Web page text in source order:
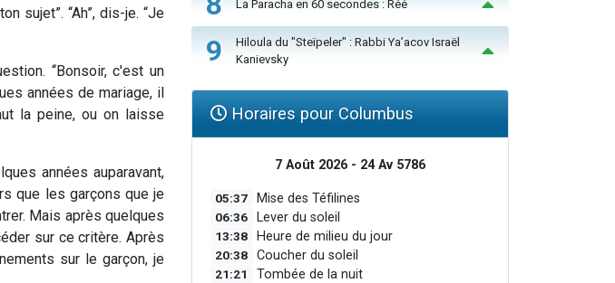
sujet”. “Ah”, dis-je. “Je
“Bonsoir, c'est un
années de mariage, il
la peine, ou on laisse
années auparavant,
que les garçons que je
Mais après quelques
sur ce critère. Après
sur le garçon, je
La Paracha en 60 secondes : Réé
9
Hiloula du "Steïpeler" : Rabbi Ya’acov Israël
Kanievsky
Horaires pour Columbus
7 Août 2026 - 24 Av 5786
05:37 Mise des Téfilines
06:36 Lever du soleil
13:38 Heure de milieu du jour
20:38 Coucher du soleil
21:21 Tombée de la nuit